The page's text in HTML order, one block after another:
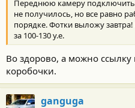
Переднюю камеру подключить
не получилось, но все равно
порядке. Фотки выложу
за 100-130 у.е.
Во здорово, а можно ссылку
коробочки.
ganguga